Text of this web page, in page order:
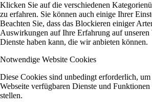
Klicken Sie auf die verschiedenen
zu erfahren. Sie können auch einige Ihrer
Beachten Sie, dass das Blockieren einiger
Auswirkungen auf Ihre Erfahrung auf unseren
Dienste haben kann, die wir anbieten können.
Notwendige Website Cookies
Diese Cookies sind unbedingt erforderlich,
Webseite verfügbaren Dienste und
stellen.